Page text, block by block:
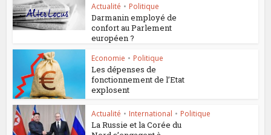
Actualité • Politique
Darmanin employé de
confort au Parlement
européen ?
Economie • Politique
Les dépenses de
fonctionnement de l’Etat
explosent
Actualité • International • Politique
La Russie et la Corée du